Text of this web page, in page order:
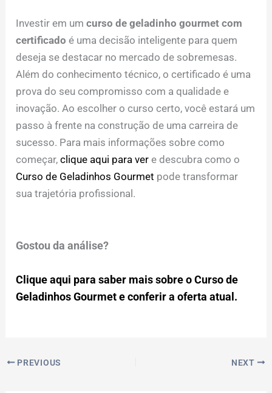
Investir em umcurso de geladinho gourmet com
certificado é uma decisão inteligente para quem
deseja se destacar no mercado de sobremesas.
Além do conhecimento técnico, o certificado é uma
prova do seu compromisso com a qualidade e
inovação. Ao escolher o curso certo, você estará um
passo à frente na construção de uma carreira de
sucesso. Para mais informações sobre como
começar,clique aqui para ver e descubra como o
Curso de Geladinhos Gourmet pode transformar
sua trajetória profissional.
Gostou da análise?
Clique aqui para saber mais sobre o Curso de
Geladinhos Gourmet e conferir a oferta atual.
PREVIOUS NEXT